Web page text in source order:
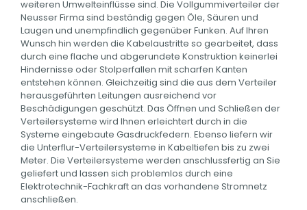
weiteren Umwelteinflüsse sind. Die Vollgummiverteiler der
Neusser Firma sind beständig gegen Öle, Säuren und
Laugen und unempfindlich gegenüber Funken. Auf Ihren
Wunsch hin werden die Kabelaustritte so gearbeitet, dass
durch eine flache und abgerundete Konstruktion keinerlei
Hindernisse oder Stolperfallen mit scharfen Kanten
entstehen können. Gleichzeitig sind die aus dem Verteiler
herausgeführten Leitungen ausreichend vor
Beschädigungen geschützt. Das Öffnen und Schließen der
Verteilersysteme wird Ihnen erleichtert durch in die
Systeme eingebaute Gasdruckfedern. Ebenso liefern wir
die Unterflur-Verteilersysteme in Kabeltiefen bis zu zwei
Meter. Die Verteilersysteme werden anschlussfertig an Sie
geliefert und lassen sich problemlos durch eine
Elektrotechnik-Fachkraft an das vorhandene Stromnetz
anschließen.